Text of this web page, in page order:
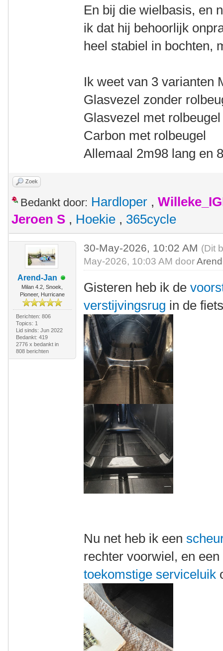
En bij die wielbasis, en
ik dat hij behoorlijk
heel stabiel in bochten,
Ik weet van 3 varianten
Glasvezel zonder
Glasvezel met rolbeugel
Carbon met rolbeugel
Allemaal 2m98 lang en
Zoek
Bedankt door: Hardloper ,
Jeroen S , Hoekie , 365cycle
Arend-Jan
Milan 4.2, Snoek,
Pioneer, Hurricane
Berichten: 806
Topics: 1
Lid sinds: Jun 2022
Bedankt: 419
2776 x bedankt in
808 berichten
30-May-2026, 10:02 AM (Dit
May-2026, 10:03 AM door
Gisteren heb ik de
verstijvingsrug in de
Nu net heb ik een
rechter voorwiel, en
toekomstige serviceluik